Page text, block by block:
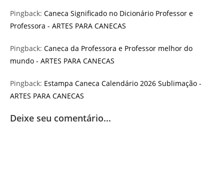
Pingback: Caneca Significado no Dicionário Professor e
Professora - ARTES PARA CANECAS
Pingback: Caneca da Professora e Professor melhor do
mundo - ARTES PARA CANECAS
Pingback: Estampa Caneca Calendário 2026 Sublimação -
ARTES PARA CANECAS
Deixe seu comentário...